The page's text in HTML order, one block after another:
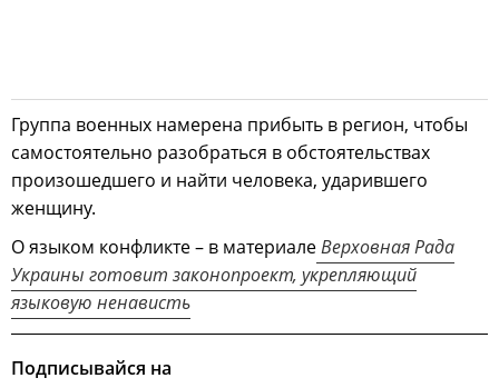
Группа военных намерена прибыть в регион, чтобы
самостоятельно разобраться в обстоятельствах
произошедшего и найти человека, ударившего
женщину.
О языком конфликте – в материалеВерховная Рада
Украины готовит законопроект, укрепляющий
языковую ненависть
Подписывайся на